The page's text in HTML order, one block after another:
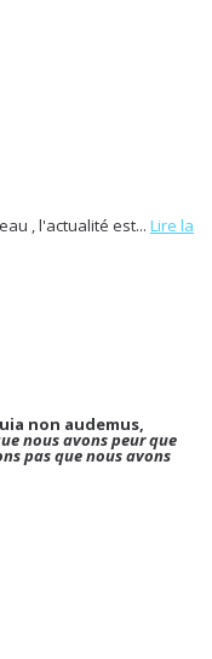
, l'actualité est... Lire la
non audemus,
nous avons peur que
pas que nous avons